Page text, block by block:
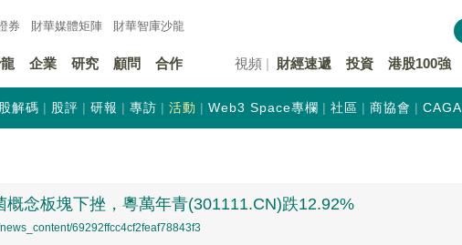
券 財華媒體矩陣 財華智庫沙龍
企業 研究 顧問 合作 視頻 財經速遞 投資 港股100強
解碼 股評 研報 專訪 活動 Web3 Space專欄 社區 商協會 CAGA
概念板塊下挫，粵萬年青(301111.CN)跌12.92%
69292ffcc4cf2feaf78843f3